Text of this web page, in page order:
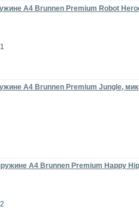
А4 Brunnen Premium Robot
А4 Brunnen Premium Jungle,
А4 Brunnen Premium Happy